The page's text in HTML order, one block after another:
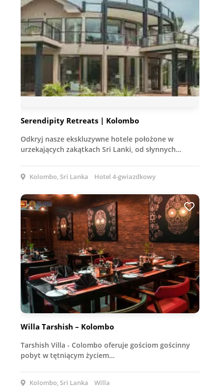
Serendipity Retreats | Kolombo
Odkryj nasze ekskluzywne hotele położone w
urzekających zakątkach Sri Lanki, od słynnych…
Kolombo, Sri Lanka Hotel 4-gwiazdkowy
Willa Tarshish – Kolombo
Tarshish Villa - Colombo oferuje gościom gościnny
pobyt w tętniącym życiem…
Kolombo, Sri Lanka Willa